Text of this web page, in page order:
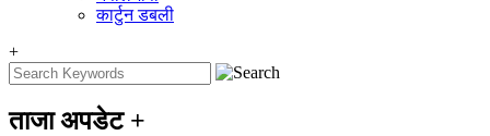
कार्टुन डबली
+
ताजा अपडेट +